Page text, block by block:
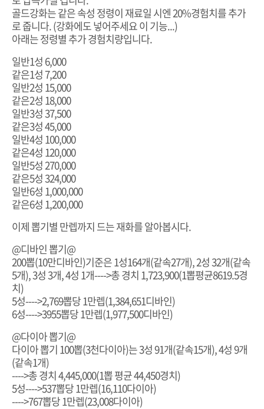
골드강화는 같은 속성 정령이 재료일 시엔 20%경험치를 추가
로 줍니다. (강화에도 넣어주세요 이 기능...)
아래는 정령별 추가 경험치량입니다.
일반1성 6,000
같은1성 7,200
일반2성 15,000
같은2성 18,000
일반3성 37,500
같은3성 45,000
일반4성 100,000
같은4성 120,000
일반5성 270,000
같은5성 324,000
일반6성 1,000,000
같은6성 1,200,000
이제 뽑기별 만렙까지 드는 재화를 알아봅시다.
@디바인 뽑기@
200뽑(10만디바인)기준은 1성164개(같속27개), 2성 32개(같속
5개), 3성 3개, 4성 1개---->총 경치 1,723,900(1뽑평균8619.5경
치)
5성---->2,769뽑당 1만렙(1,384,651디바인)
6성---->3955뽑당 1만렙(1,977,500디바인)
@다이아 뽑기@
다이아 뽑기 100뽑(3천다이아)는 3성 91개(같속15개), 4성​ 9개
(같속1개)
---->총 경치 4,445,000(1뽑 평균 44,450경치)
5성---->537뽑당 1만렙(16,110다이아)
---->767뽑당 1만렙(23,008다이아)